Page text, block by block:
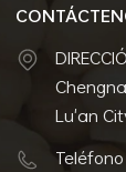
Lu'an